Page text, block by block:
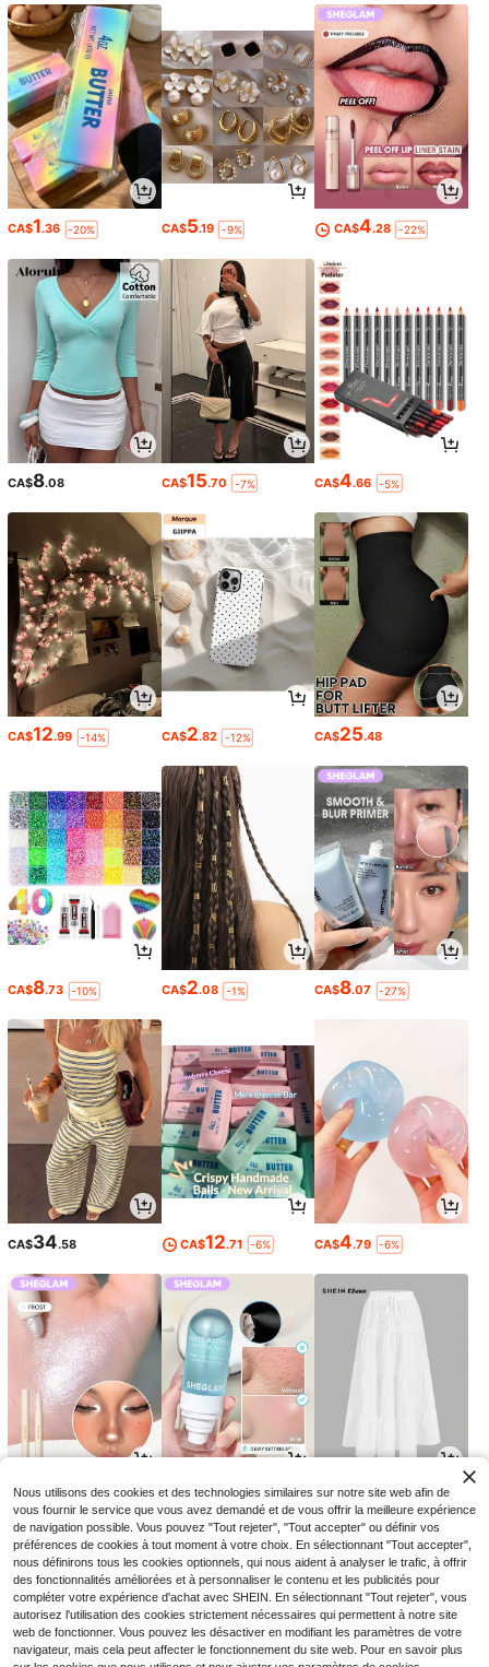
CA$1.36 -20% CA$5.19 -9% CA$4.28 -22%
CA$8.08 CA$15.70 -7% CA$4.66 -5%
CA$12.99 -14% CA$2.82 -12% CA$25.48
CA$8.73 -10% CA$2.08 -1% CA$8.07 -27%
CA$34.58 CA$12.71 -6% CA$4.79 -6%
CA$2.70 -32% CA$5.69 -29% CA$19.88
Nous utilisons des cookies et des technologies similaires sur notre site web afin de
vous fournir le service que vous avez demandé et de vous offrir la meilleure expérience
de navigation possible. Vous pouvez "Tout rejeter", "Tout accepter" ou définir vos
préférences de cookies à tout moment à votre choix. En sélectionnant "Tout accepter",
nous définirons tous les cookies optionnels, qui nous aident à analyser le trafic, à offrir
des fonctionnalités améliorées et à personnaliser le contenu et les publicités pour
compléter votre expérience d'achat avec SHEIN. En sélectionnant "Tout rejeter", vous
autorisez l'utilisation des cookies strictement nécessaires qui permettent à notre site
web de fonctionner. Vous pouvez les désactiver en modifiant les paramètres de votre
navigateur, mais cela peut affecter le fonctionnement du site web. Pour en savoir plus